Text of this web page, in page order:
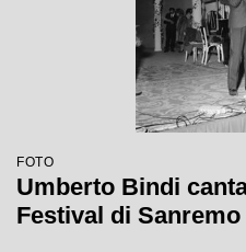
FOTO
Umberto Bindi
Festival di Sanremo